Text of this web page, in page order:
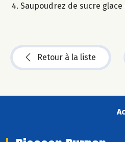
Saupoudrez de sucre
Retour à la liste